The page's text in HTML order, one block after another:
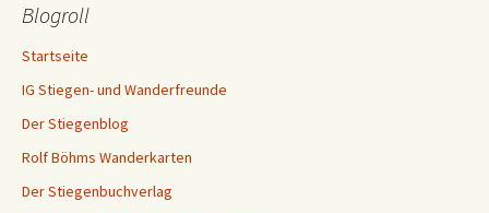
Blogroll
Startseite
IG Stiegen- und Wanderfreunde
Der Stiegenblog
Rolf Böhms Wanderkarten
Der Stiegenbuchverlag